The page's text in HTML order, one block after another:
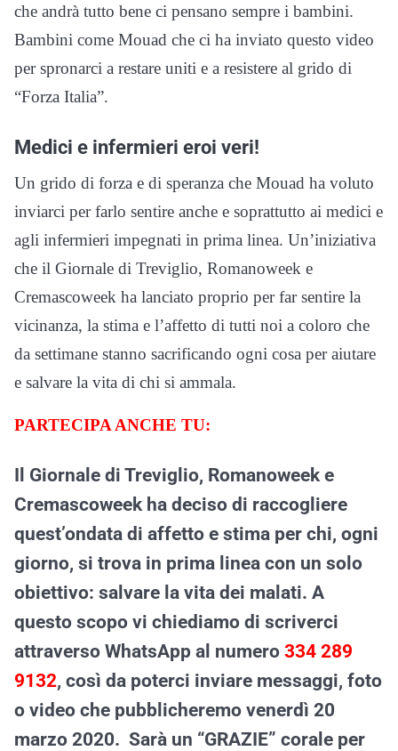
che andrà tutto bene ci pensano sempre i bambini.
Bambini come Mouad che ci ha inviato questo video
per spronarci a restare uniti e a resistere al grido di
“Forza Italia”.
Medici e infermieri eroi veri!
Un grido di forza e di speranza che Mouad ha voluto
inviarci per farlo sentire anche e soprattutto ai medici e
agli infermieri impegnati in prima linea. Un’iniziativa
che il Giornale di Treviglio, Romanoweek e
Cremascoweek ha lanciato proprio per far sentire la
vicinanza, la stima e l’affetto di tutti noi a coloro che
da settimane stanno sacrificando ogni cosa per aiutare
e salvare la vita di chi si ammala.
PARTECIPA ANCHE TU:
Il Giornale di Treviglio, Romanoweek e
Cremascoweek ha deciso di raccogliere
quest’ondata di affetto e stima per chi, ogni
giorno, si trova in prima linea con un solo
obiettivo: salvare la vita dei malati. A
questo scopo vi chiediamo di scriverci
attraverso WhatsApp al numero 334 289
9132, così da poterci inviare messaggi, foto
o video che pubblicheremo venerdì 20
marzo 2020. Sarà un “GRAZIE” corale per